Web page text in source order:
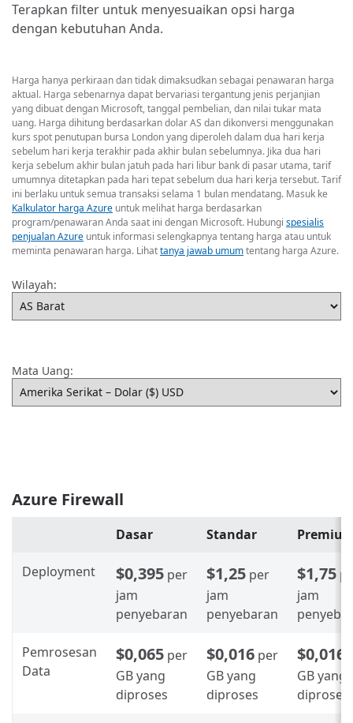
Terapkan filter untuk menyesuaikan opsi harga
dengan kebutuhan Anda.
Harga hanya perkiraan dan tidak dimaksudkan sebagai penawaran harga
aktual. Harga sebenarnya dapat bervariasi tergantung jenis perjanjian
yang dibuat dengan Microsoft, tanggal pembelian, dan nilai tukar mata
uang. Harga dihitung berdasarkan dolar AS dan dikonversi menggunakan
kurs spot penutupan bursa London yang diperoleh dalam dua hari kerja
sebelum hari kerja terakhir pada akhir bulan sebelumnya. Jika dua hari
kerja sebelum akhir bulan jatuh pada hari libur bank di pasar utama, tarif
umumnya ditetapkan pada hari tepat sebelum dua hari kerja tersebut. Tarif
ini berlaku untuk semua transaksi selama 1 bulan mendatang. Masuk ke
Kalkulator harga Azure untuk melihat harga berdasarkan
program/penawaran Anda saat ini dengan Microsoft. Hubungi spesialis
penjualan Azure untuk informasi selengkapnya tentang harga atau untuk
meminta penawaran harga. Lihattanya jawab umumtentang harga Azure.
Wilayah:
Mata Uang:
Azure Firewall
Dasar Standar
Deployment $0,395 per
jam
penyebaran
$1,25 per
jam
penyebaran
$1,75
jam
Pemrosesan
Data
$0,065 per
GB yang
diproses
$0,016 per
GB yang
diproses
$0,016
GB yang
diproses